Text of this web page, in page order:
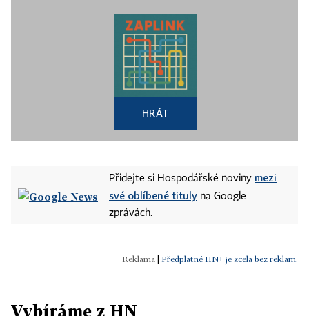
HRÁT
Přidejte si Hospodářské noviny mezi
své oblíbené tituly na Google
zprávách.
Předplatné HN+ je zcela bez reklam.
Vybíráme z HN